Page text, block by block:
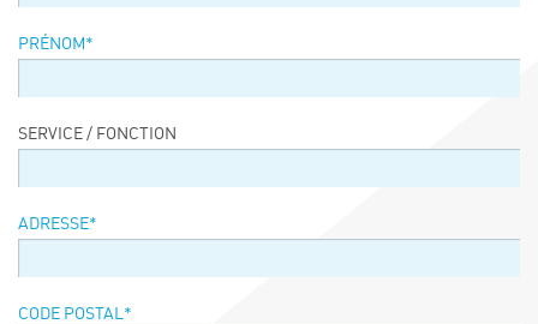
CHEMISTRY
Contacts
PRÉNOM*
SERVICE / FONCTION
ADRESSE*
CODE POSTAL*